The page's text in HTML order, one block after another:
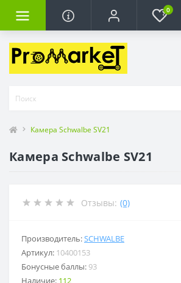
0
Камера Schwalbe SV21
Камера Schwalbe SV21
Отзывы: (0)
Производитель:SCHWALBE
Артикул: 10400153
Бонусные баллы: 93
Наличие: 112